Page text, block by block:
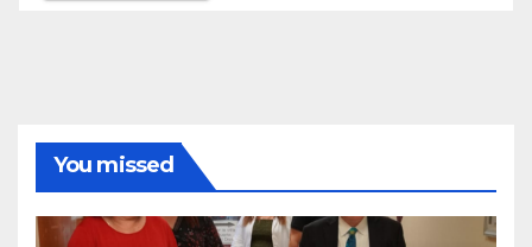
You missed